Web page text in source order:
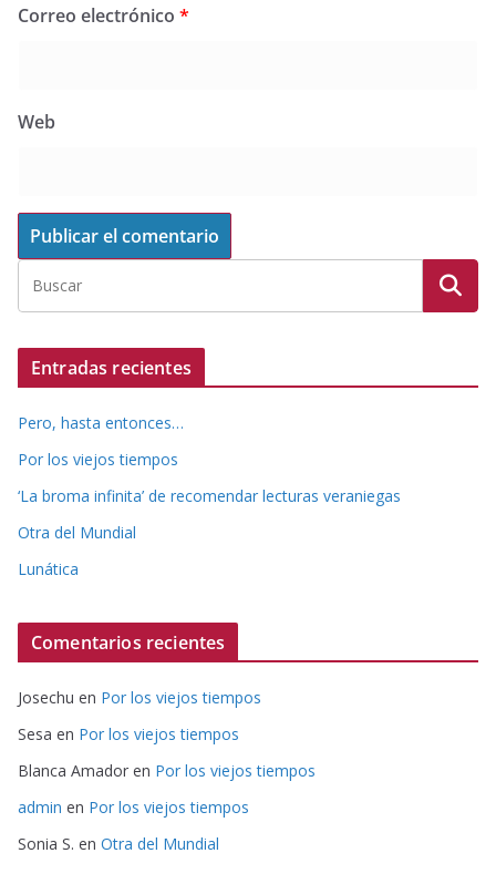
Correo electrónico *
Web
Entradas recientes
Pero, hasta entonces…
Por los viejos tiempos
‘La broma infinita’ de recomendar lecturas veraniegas
Otra del Mundial
Lunática
Comentarios recientes
Josechu en Por los viejos tiempos
Sesa en Por los viejos tiempos
Blanca Amador en Por los viejos tiempos
admin en Por los viejos tiempos
Sonia S. en Otra del Mundial